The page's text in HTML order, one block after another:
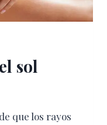
sol
que los rayos